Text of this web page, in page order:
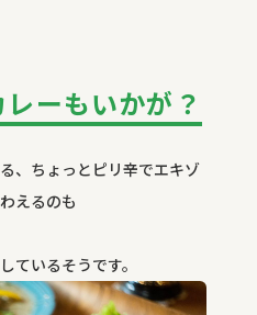
ーもいかが？
、ちょっとピリ辛でエキゾ
えるのも
ているそうです。